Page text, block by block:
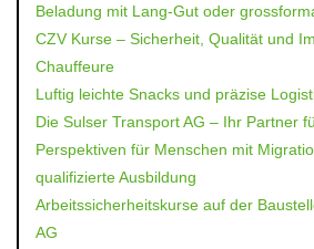
Beladung mit Lang-Gut oder
CZV Kurse – Sicherheit, Qualität und
Chauffeure
Luftig leichte Snacks und präzise
Die Sulser Transport AG – Ihr Partner
Perspektiven für Menschen mit
qualifizierte Ausbildung
Arbeitssicherheitskurse auf der
AG